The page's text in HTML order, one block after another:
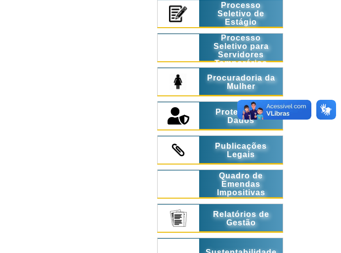
Processo
Seletivo de
Estágio
Processo
Seletivo para
Servidores
Temporários
Procuradoria da
Mulher
Proteção de
Dados
Publicações
Legais
Quadro de
Emendas
Impositivas
Relatórios de
Gestão